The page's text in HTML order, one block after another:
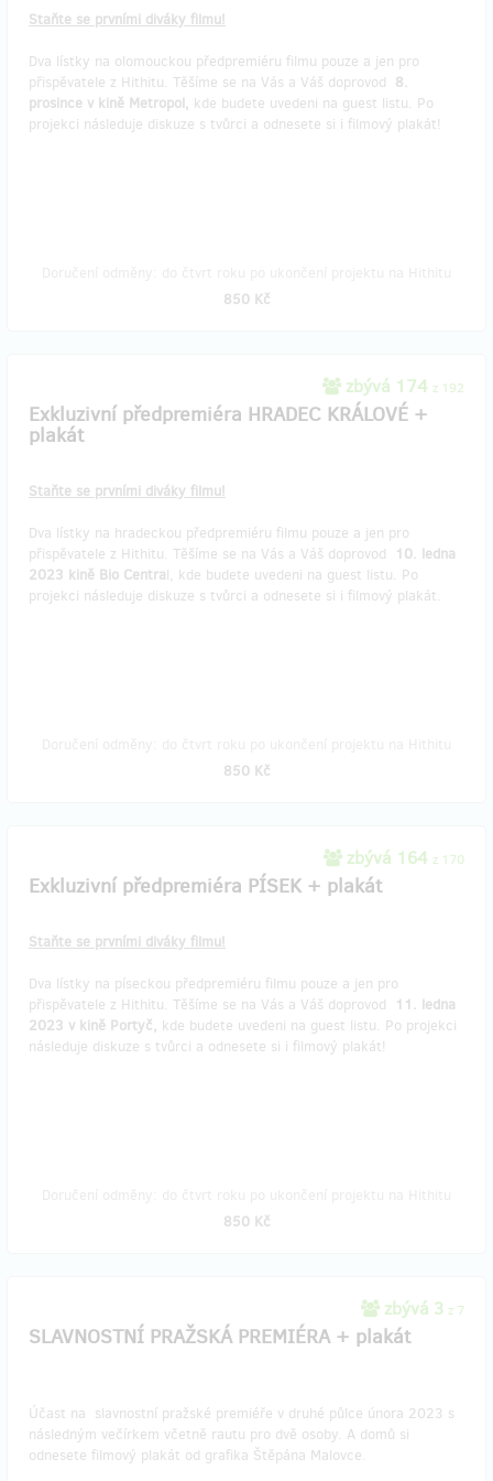
Staňte se prvními diváky filmu!
Dva lístky na olomouckou předpremiéru filmu pouze a jen pro
přispěvatele z Hithitu. Těšíme se na Vás a Váš doprovod 8.
prosince v kině Metropol, kde budete uvedeni na guest listu. Po
projekci následuje diskuze s tvůrci a odnesete si i filmový plakát!
850 Kč
zbývá 174 z 192
Exkluzivní předpremiéra HRADEC KRÁLOVÉ +
plakát
Staňte se prvními diváky filmu!
Dva lístky na hradeckou předpremiéru filmu pouze a jen pro
přispěvatele z Hithitu. Těšíme se na Vás a Váš doprovod
10. ledna
2023 kině Bio Central, kde budete uvedeni na guest listu. Po
projekci následuje diskuze s tvůrci a odnesete si i filmový plakát.
850 Kč
zbývá 164 z 170
Exkluzivní předpremiéra PÍSEK + plakát
Staňte se prvními diváky filmu!
Dva lístky na píseckou předpremiéru filmu pouze a jen pro
přispěvatele z Hithitu. Těšíme se na Vás a Váš doprovod
11. ledna
2023 v kině Portyč, kde budete uvedeni na guest listu. Po projekci
následuje diskuze s tvůrci a odnesete si i filmový plakát!
850 Kč
zbývá 3 z 7
SLAVNOSTNÍ PRAŽSKÁ PREMIÉRA + plakát
Účast na slavnostní pražské premiéře v druhé půlce února 2023 s
následným večírkem včetně rautu pro dvě osoby. A domů si
odnesete filmový plakát od grafika Štěpána Malovce.